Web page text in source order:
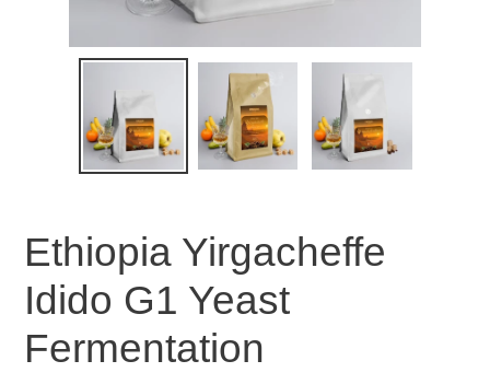
Ethiopia Yirgacheffe
Idido G1 Yeast
Fermentation